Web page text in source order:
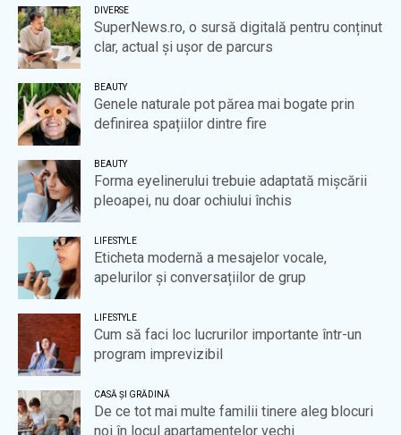
DIVERSE
SuperNews.ro, o sursă digitală pentru conținut
clar, actual și ușor de parcurs
BEAUTY
Genele naturale pot părea mai bogate prin
definirea spațiilor dintre fire
BEAUTY
Forma eyelinerului trebuie adaptată mișcării
pleoapei, nu doar ochiului închis
LIFESTYLE
Eticheta modernă a mesajelor vocale,
apelurilor și conversațiilor de grup
LIFESTYLE
Cum să faci loc lucrurilor importante într-un
program imprevizibil
CASĂ ȘI GRĂDINĂ
De ce tot mai multe familii tinere aleg blocuri
noi în locul apartamentelor vechi